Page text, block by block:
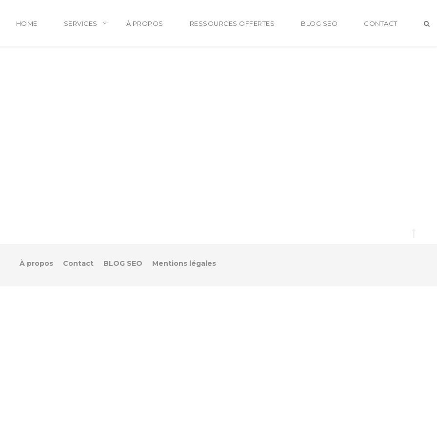
HOME SERVICES À PROPOS RESSOURCES OFFERTES BLOG SEO CONTACT
À propos Contact BLOG SEO Mentions légales